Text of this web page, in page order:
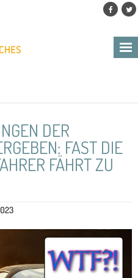
DER
FAST DIE
FÄHRT ZU